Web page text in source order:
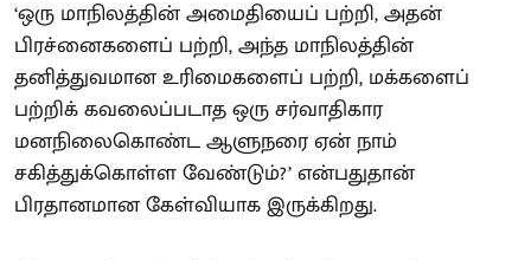
‘ஒரு மாநிலத்தின் அமைதியைப் பற்றி, அதன்
பிரச்னைகளைப் பற்றி, அந்த மாநிலத்தின்
தனித்துவமான உரிமைகளைப் பற்றி, மக்களைப்
பற்றிக் கவலைப்படாத ஒரு சர்வாதிகார
மனநிலைகொண்ட ஆளுநரை ஏன் நாம்
சகித்துக்கொள்ள வேண்டும்?’ என்பதுதான்
பிரதானமான கேள்வியாக இருக்கிறது.